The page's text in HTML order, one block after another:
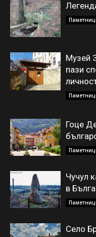
Музей
пази
Гоце
Чучул
в
Село